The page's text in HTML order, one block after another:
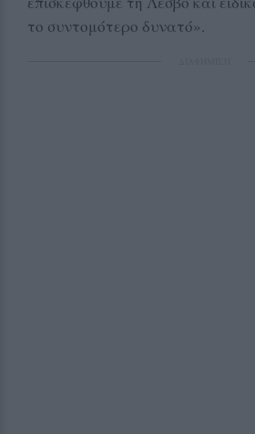
το συντομότερο δυνατό».